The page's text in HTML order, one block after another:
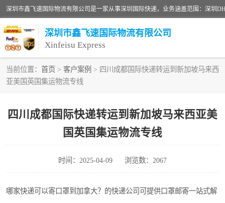
深圳市鑫飞速国际物流有限公司
Xinfeisu Express
当前位置： 首页 > 客户案例 > 四川成都国际快递转运到新加坡马来西
亚美国英国集运物流专线
四川成都国际快递转运到新加坡马来西亚美
国英国集运物流专线
时间：2025-04-09 浏览数：2067
哪家快递可以寄口罩到加拿大？的快递公司可提供口罩邮寄一站式解
联邦快递
俄罗斯快递
深圳DHL国际快递
UPS国际快递
深圳国际物流公司